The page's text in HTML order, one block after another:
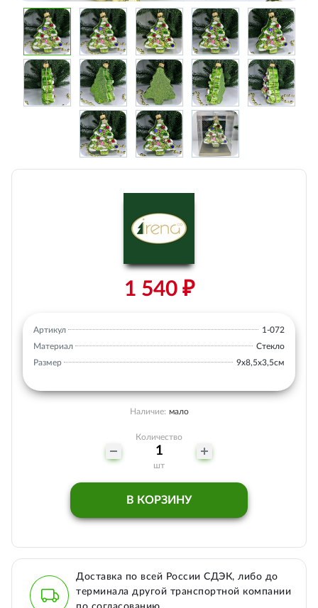
1 540 ₽
Артикул
1-072
Материал
Стекло
Размер
9х8,5х3,5см
Наличие: мало
Количество
шт
В КОРЗИНУ
Доставка по всей России СДЭК, либо до
терминала другой транспортной компании